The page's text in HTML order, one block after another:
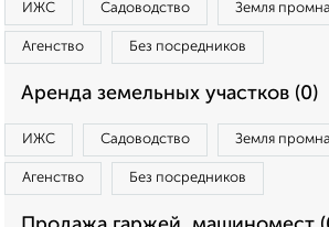
ИЖС Садоводство Земля
Агенство Без посредников
Аренда земельных участков (0)
ИЖС Садоводство Земля
Агенство Без посредников